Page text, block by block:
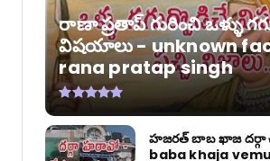
రాణా ప్రతాప్ గురించి ఒళ్ళు
విషయాలు - unknown
rana pratap singh
హజరత్ బాబ ఖాజ దర్గా
baba khaja